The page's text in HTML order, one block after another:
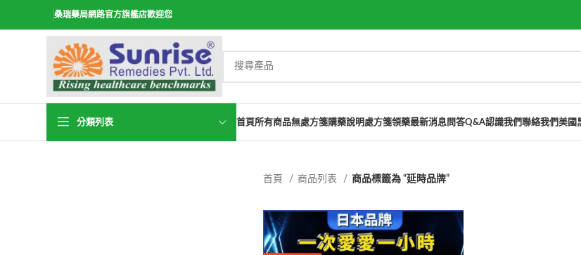
桑瑞藥局網路官方旗艦店歡迎您
分類列表 首頁所有商品無處方箋購藥說明 處方箋領藥最新消息 問答Q&A認識我們聯絡我們美國
首頁 商品列表 商品標籤為 “延時品牌”